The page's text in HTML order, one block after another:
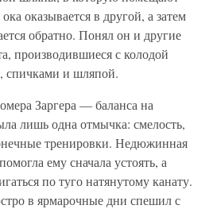
оказывается в другой, а затем
обратно. Понял он и другие
производившиеся с колодой
спичками и шляпой.
Заргера — баланса на
лишь одна отмычка: смелость,
тренировки. Недюжинная
ему сначала устоять, а
по туго натянутому канату.
в ярмарочные дни спешил с